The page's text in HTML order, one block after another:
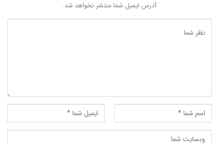
آدرس ایمیل شما منتشر نخواهد شد.